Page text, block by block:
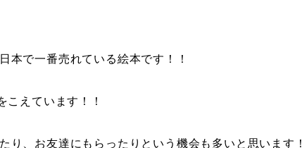
本で一番売れている絵本です！！
こえています！！
り、お友達にもらったりという機会も多いと思います！